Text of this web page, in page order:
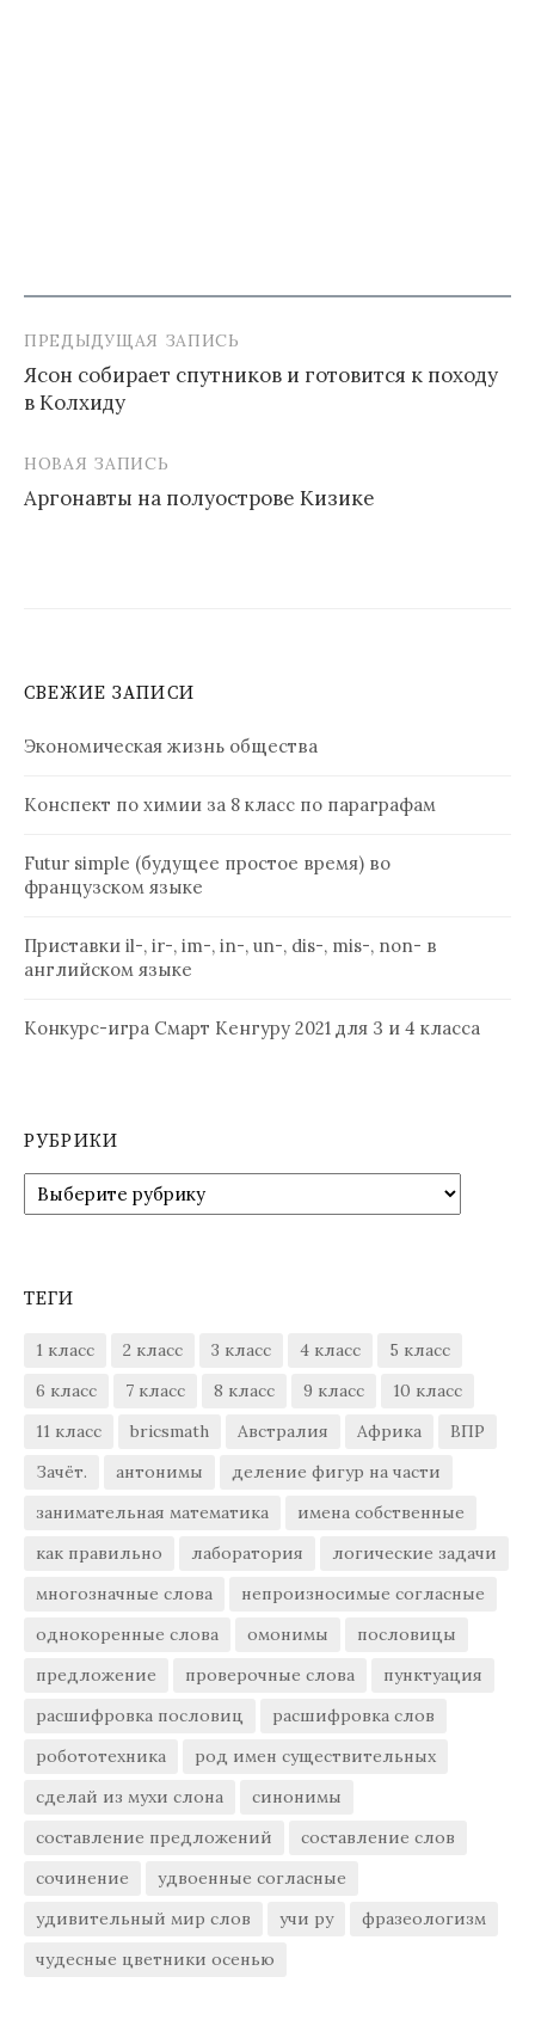
Навигация
по
ПРЕДЫДУЩАЯ ЗАПИСЬ
Ясон собирает спутников и готовится к походу
в Колхиду
НОВАЯ ЗАПИСЬ
Аргонавты на полуострове Кизике
СВЕЖИЕ ЗАПИСИ
Экономическая жизнь общества
Конспект по химии за 8 класс по параграфам
Futur simple (будущее простое время) во
французском языке
Приставки il-, ir-, im-, in-, un-, dis-, mis-, non- в
английском языке
Конкурс-игра Смарт Кенгуру 2021 для 3 и 4 класса
РУБРИКИ
Рубрики
ТЕГИ
1 класс 2 класс 3 класс 4 класс
5 класс
6 класс
7 класс 8 класс 9 класс
10 класс
11 класс
bricsmath Австралия Африка
ВПР
Зачёт.
антонимы
деление фигур на части
занимательная математика
имена собственные
как правильно
лаборатория
логические задачи
многозначные слова
непроизносимые согласные
однокоренные слова
омонимы
пословицы
предложение
проверочные слова
пунктуация
расшифровка пословиц
расшифровка слов
робототехника
род имен существительных
сделай из мухи слона
синонимы
составление предложений
составление слов
сочинение
удвоенные согласные
удивительный мир слов
учи ру
фразеологизм
чудесные цветники осенью